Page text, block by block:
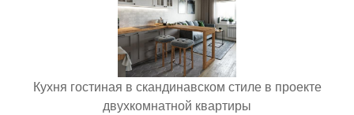
Кухня гостиная в скандинавском стиле в проекте
двухкомнатной квартиры